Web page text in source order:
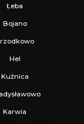
Łeba
Bojano
Hel
Kuźnica
Karwia